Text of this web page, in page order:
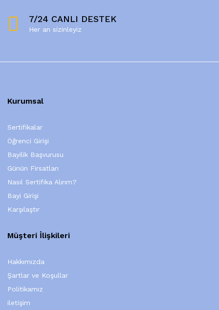
7/24 CANLI DESTEK
Her an sizinleyiz
Kurumsal
Sertifikalar
Öğrenci Girişi
Bayilik Başvurusu
Günün Firsatları
Nasıl Sertifika Alırım?
Bayi Girişi
Karşılaştır
Müşteri İlişkileri
Hakkımızda
Şartlar ve Koşullar
Politikamız
iletişim